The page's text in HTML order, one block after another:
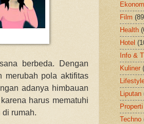
berbeda. Dengan
merubah pola aktifitas
adanya himbauan
harus mematuhi
rumah.
Film
Health
Hotel
Info &
Kuliner
Liputan
Properti
Techno